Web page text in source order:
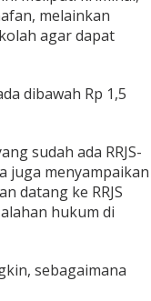
melainkan
agar dapat
dibawah Rp 1,5
sudah ada RRJS-
juga menyampaikan
datang ke RRJS
hukum di
sebagaimana